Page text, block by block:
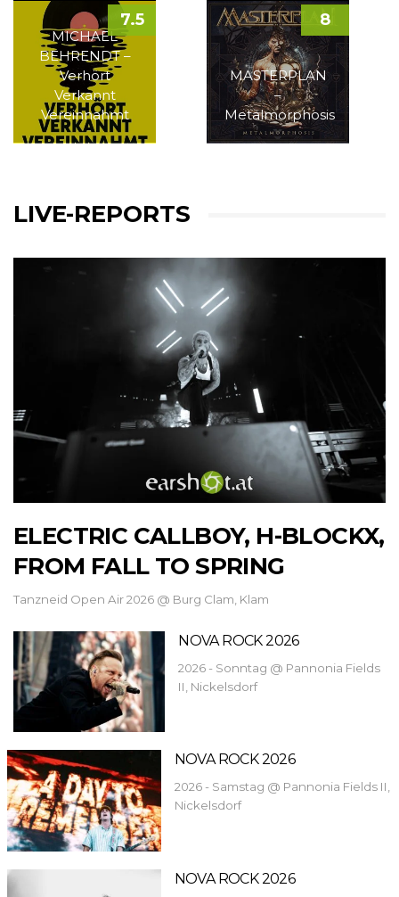
LIVE-REPORTS
ELECTRIC CALLBOY, H-BLOCKX,
FROM FALL TO SPRING
Tanzneid Open Air 2026 @ Burg Clam, Klam
NOVA ROCK 2026
2026 - Sonntag @ Pannonia Fields
II, Nickelsdorf
NOVA ROCK 2026
2026 - Samstag @ Pannonia Fields II,
Nickelsdorf
NOVA ROCK 2026
MICHAEL
BEHRENDT –
Verhört
Verkannt
Vereinnahmt
7.5
MASTERPLAN
–
Metalmorphosis
8